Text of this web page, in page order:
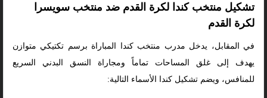
تشكيل منتخب كندا لكرة القدم ضد منتخب سويسرا
لكرة القدم
في المقابل، يدخل مدرب منتخب كندا المباراة برسم تكتيكي متوازن
يهدف إلى غلق المساحات تماماً ومجاراة النسق البدني السريع
للمنافس، ويضم تشكيل كندا الأسماء التالية: